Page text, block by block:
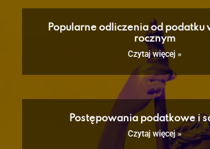
Popularne odliczenia od podatku
rocznym
Czytaj więcej »
Postępowania podatkowe i
Czytaj więcej »